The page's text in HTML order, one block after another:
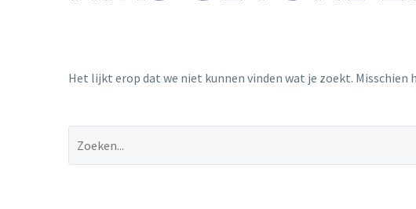
Het lijkt erop dat we niet kunnen vinden wat je zoekt. Misschien